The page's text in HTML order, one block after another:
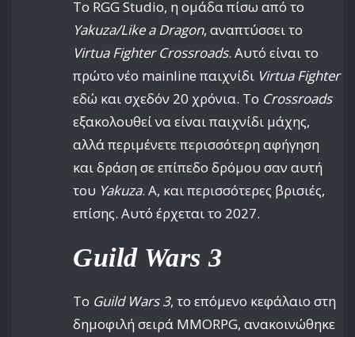
Το RGG Studio, η ομάδα πίσω από το
Yakuza/Like a Dragon, αναπτύσσει το
Virtua Fighter Crossroads. Αυτό είναι το
πρώτο νέο mainline παιχνίδι Virtua Fighter
εδώ και σχεδόν 20 χρόνια. Το Crossroads
εξακολουθεί να είναι παιχνίδι μάχης,
αλλά περιμένετε περισσότερη αφήγηση
και δράση σε επίπεδο δρόμου σαν αυτή
του Yakuza. Α, και περισσότερες βρισιές,
επίσης. Αυτό έρχεται το 2027.
Guild Wars 3
Το Guild Wars 3, το επόμενο κεφάλαιο στη
δημοφιλή σειρά MMORPG, ανακοινώθηκε